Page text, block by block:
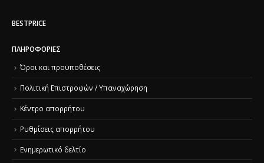
BESTPRICE
ΠΛΗΡΟΦΟΡΊΕΣ
Όροι και προϋποθέσεις
Πολιτική Επιστροφών / Υπαναχώρηση
Κέντρο απορρήτου
Ρυθμίσεις απορρήτου
Ενημερωτικό δελτίο